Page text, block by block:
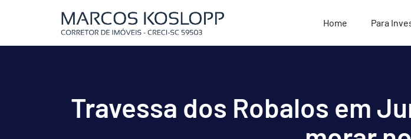
Home Para
Travessa dos Robalos em